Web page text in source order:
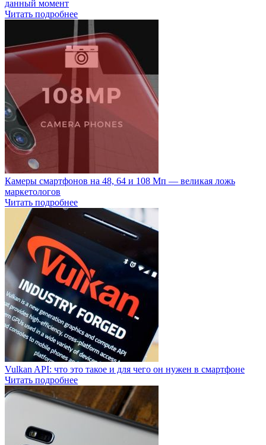
данный момент
Читать подробнее
Камеры смартфонов на 48, 64 и 108 Мп — великая ложь
маркетологов
Читать подробнее
Vulkan API: что это такое и для чего он нужен в смартфоне
Читать подробнее